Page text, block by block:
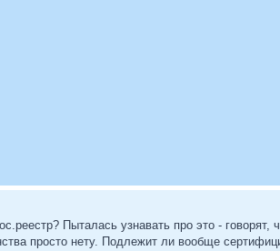
Пыталась узнавать про это - говорят,
просто нету. Подлежит ли вообще